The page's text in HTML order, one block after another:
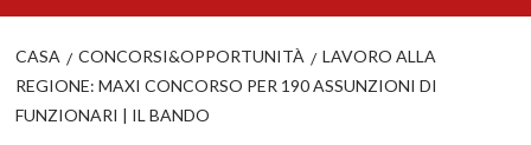
CASA CONCORSI&OPPORTUNITÀ
LAVORO ALLA
REGIONE: MAXI CONCORSO PER 190 ASSUNZIONI DI
FUNZIONARI | IL BANDO